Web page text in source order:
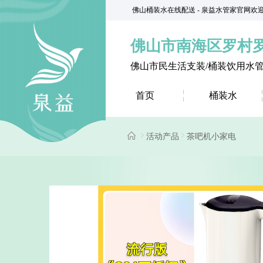
佛山桶装水在线配送 - 泉益水管家官网欢
佛山市南海区罗村
佛山市民生活支装/桶装饮用水
首页 桶装水
活动产品 茶吧机小家电